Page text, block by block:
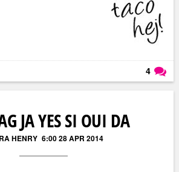
4
JA YES SI OUI DA
HENRY 6:00 28 APR 2014